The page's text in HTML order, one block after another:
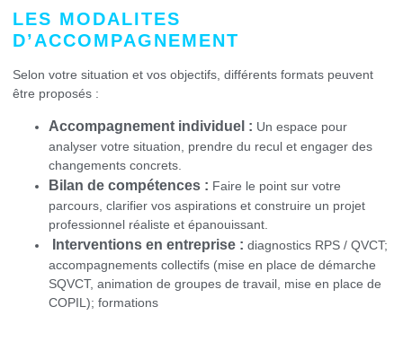
LES MODALITES
D’ACCOMPAGNEMENT
Selon votre situation et vos objectifs, différents formats peuvent
être proposés :
Accompagnement individuel : Un espace pour
analyser votre situation, prendre du recul et engager des
changements concrets.
Bilan de compétences : Faire le point sur votre
parcours, clarifier vos aspirations et construire un projet
professionnel réaliste et épanouissant.
Interventions en entreprise : diagnostics RPS / QVCT;
accompagnements collectifs (mise en place de démarche
SQVCT, animation de groupes de travail, mise en place de
COPIL); formations